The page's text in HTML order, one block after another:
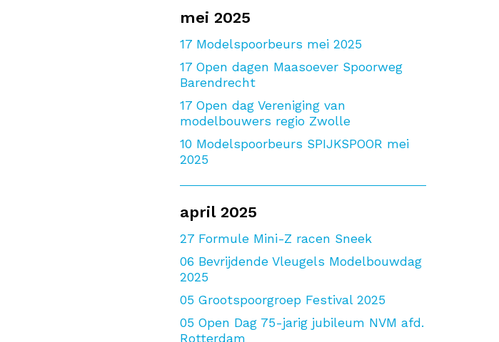
mei 2025
17 Modelspoorbeurs mei 2025
17 Open dagen Maasoever Spoorweg
Barendrecht
17 Open dag Vereniging van
modelbouwers regio Zwolle
10 Modelspoorbeurs SPIJKSPOOR mei
2025
april 2025
27 Formule Mini-Z racen Sneek
06 Bevrijdende Vleugels Modelbouwdag
2025
05 Grootspoorgroep Festival 2025
05 Open Dag 75-jarig jubileum NVM afd.
Rotterdam